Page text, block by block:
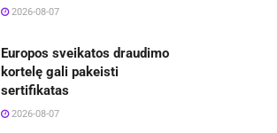
2026-08-07
Europos sveikatos draudimo
kortelę gali pakeisti
sertifikatas
2026-08-07